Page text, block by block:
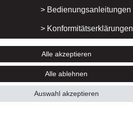
> Bedienungsanleitungen
> Konformitätserklärungen
> Ersatzteile & Zubehör
> Garantie
> Versand und Bezahlung
Alle akzeptieren
Alle ablehnen
Auswahl akzeptieren